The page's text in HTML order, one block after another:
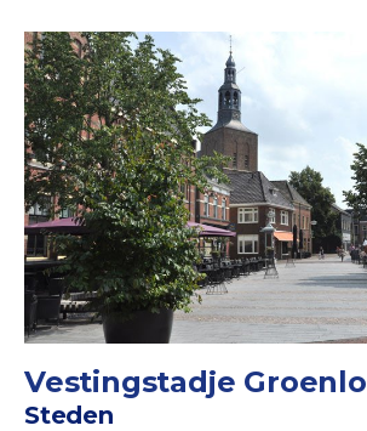
Vestingstadje Groenlo
Steden